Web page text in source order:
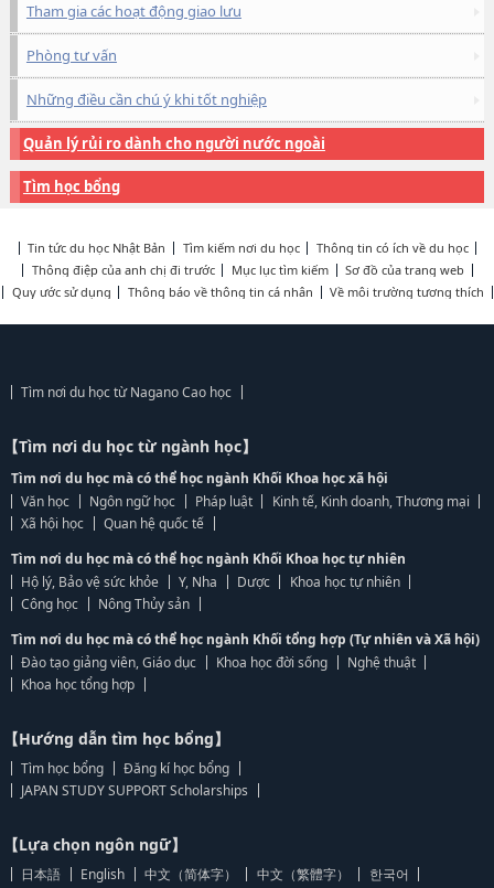
Tham gia các hoạt động giao lưu
Phòng tư vấn
Những điều cần chú ý khi tốt nghiệp
Quản lý rủi ro dành cho người nước ngoài
Tìm học bổng
Tin tức du học Nhật Bản Tìm kiếm nơi du học
Thông tin có ích về du học
Thông điệp của anh chị đi trước
Mục lục tìm kiếm
Sơ đồ của trang web
Quy ước sử dụng
Thông báo về thông tin cá nhân Về môi trường tương thích
Tìm nơi du học từ Nagano Cao học
【Tìm nơi du học từ ngành học】
Tìm nơi du học mà có thể học ngành Khối Khoa học xã hội
Văn học
Ngôn ngữ học Pháp luật
Kinh tế, Kinh doanh, Thương mại
Xã hội học
Quan hệ quốc tế
Tìm nơi du học mà có thể học ngành Khối Khoa học tự nhiên
Hộ lý, Bảo vệ sức khỏe
Y, Nha Dược
Khoa học tự nhiên
Công học
Nông Thủy sản
Tìm nơi du học mà có thể học ngành Khối tổng hợp (Tự nhiên và Xã hội)
Đào tạo giảng viên, Giáo dục
Khoa học đời sống
Nghệ thuật
Khoa học tổng hợp
【Hướng dẫn tìm học bổng】
Tìm học bổng
Đăng kí học bổng
JAPAN STUDY SUPPORT Scholarships
【Lựa chọn ngôn ngữ】
日本語 English 中文（简体字） 中文（繁體字）
한국어